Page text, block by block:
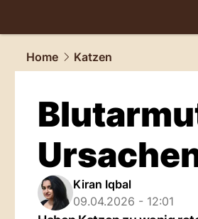
Home
Katzen
Kiran Iqbal
09.04.2026 - 12:01